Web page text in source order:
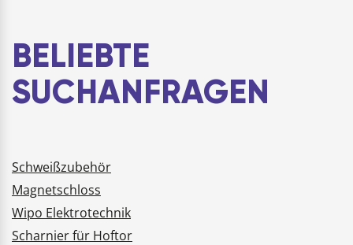
elastischen
Gummibändern.
Bequemer Flachsi…
BELIEBTE
SUCHANFRAGEN
Schweißzubehör
Magnetschloss
Wipo Elektrotechnik
Scharnier für Hoftor